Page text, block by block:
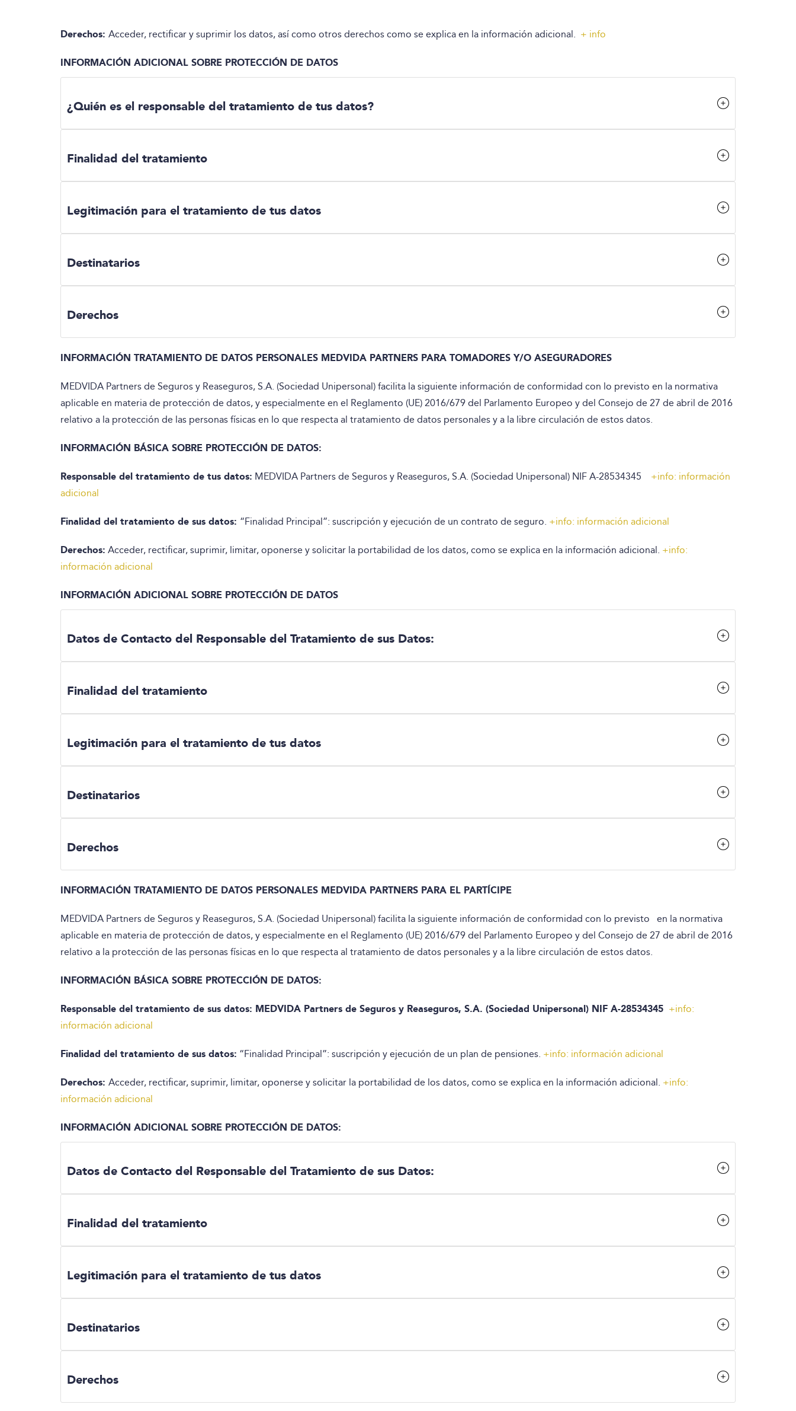
Derechos: Acceder, rectificar y suprimir los datos, así como otros derechos como se explica en la información adicional. + info
INFORMACIÓN ADICIONAL SOBRE PROTECCIÓN DE DATOS
¿Quién es el responsable del tratamiento de tus datos?
Finalidad del tratamiento
Legitimación para el tratamiento de tus datos
Destinatarios
Derechos
INFORMACIÓN TRATAMIENTO DE DATOS PERSONALES MEDVIDA PARTNERS PARA TOMADORES Y/O ASEGURADORES
MEDVIDA Partners de Seguros y Reaseguros, S.A. (Sociedad Unipersonal) facilita la siguiente información de conformidad con lo previsto en la normativa
aplicable en materia de protección de datos, y especialmente en el Reglamento (UE) 2016/679 del Parlamento Europeo y del Consejo de 27 de abril de 2016
relativo a la protección de las personas físicas en lo que respecta al tratamiento de datos personales y a la libre circulación de estos datos.
INFORMACIÓN BÁSICA SOBRE PROTECCIÓN DE DATOS:
Responsable del tratamiento de tus datos: MEDVIDA Partners de Seguros y Reaseguros, S.A. (Sociedad Unipersonal) NIF A-28534345 +info: información
adicional
Finalidad del tratamiento de sus datos: “Finalidad Principal”: suscripción y ejecución de un contrato de seguro. +info: información adicional
Derechos: Acceder, rectificar, suprimir, limitar, oponerse y solicitar la portabilidad de los datos, como se explica en la información adicional. +info:
información adicional
INFORMACIÓN ADICIONAL SOBRE PROTECCIÓN DE DATOS
Datos de Contacto del Responsable del Tratamiento de sus Datos:
Finalidad del tratamiento
Legitimación para el tratamiento de tus datos
Destinatarios
Derechos
INFORMACIÓN TRATAMIENTO DE DATOS PERSONALES MEDVIDA PARTNERS PARA EL PARTÍCIPE
MEDVIDA Partners de Seguros y Reaseguros, S.A. (Sociedad Unipersonal) facilita la siguiente información de conformidad con lo previsto en la normativa
aplicable en materia de protección de datos, y especialmente en el Reglamento (UE) 2016/679 del Parlamento Europeo y del Consejo de 27 de abril de 2016
relativo a la protección de las personas físicas en lo que respecta al tratamiento de datos personales y a la libre circulación de estos datos.
INFORMACIÓN BÁSICA SOBRE PROTECCIÓN DE DATOS:
Responsable del tratamiento de sus datos: MEDVIDA Partners de Seguros y Reaseguros, S.A. (Sociedad Unipersonal) NIF A-28534345 +info:
información adicional
Finalidad del tratamiento de sus datos: “Finalidad Principal”: suscripción y ejecución de un plan de pensiones. +info: información adicional
Derechos: Acceder, rectificar, suprimir, limitar, oponerse y solicitar la portabilidad de los datos, como se explica en la información adicional. +info:
información adicional
INFORMACIÓN ADICIONAL SOBRE PROTECCIÓN DE DATOS:
Datos de Contacto del Responsable del Tratamiento de sus Datos:
Finalidad del tratamiento
Legitimación para el tratamiento de tus datos
Destinatarios
Derechos